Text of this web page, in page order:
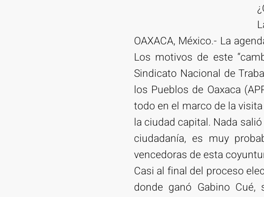
OAXACA, México.- La
Los motivos de este
Sindicato Nacional de
los Pueblos de Oaxaca
todo en el marco de la
la ciudad capital. Nada
ciudadanía, es muy
vencedoras de esta
Casi al final del proceso
donde ganó Gabino